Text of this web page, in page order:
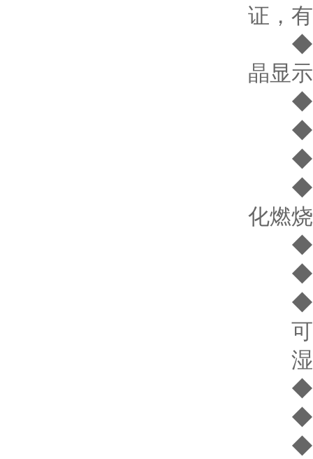
证，
◆ 可
晶显示
◆ 适
◆ 校
◆ 响
◆ 传
化燃
◆ 报
◆ 音
◆ 工
可
湿
◆ 电
◆ 工
◆